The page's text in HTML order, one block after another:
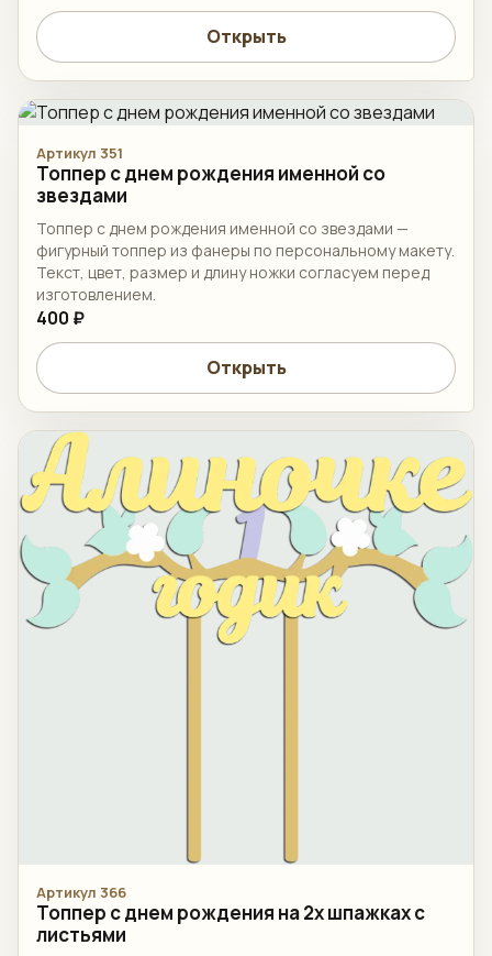
Открыть
Артикул 351
Топпер c днем рождения именной со
звездами
Топпер c днем рождения именной со звездами —
фигурный топпер из фанеры по персональному макету.
Текст, цвет, размер и длину ножки согласуем перед
изготовлением.
400 ₽
Открыть
Артикул 366
Топпер c днем рождения на 2х шпажках с
листьями